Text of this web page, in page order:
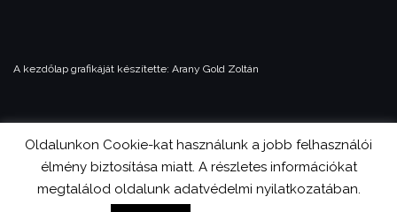
A kezdőlap grafikáját készítette: Arany Gold Zoltán
© 2023 Magyar Független Film és Video Szövetség
Theme byColorlibPowered byWordPress
Oldalunkon Cookie-kat használunk a jobb felhasználói
élmény biztosítása miatt. A részletes információkat
megtalálod oldalunk adatvédelmi nyilatkozatában.